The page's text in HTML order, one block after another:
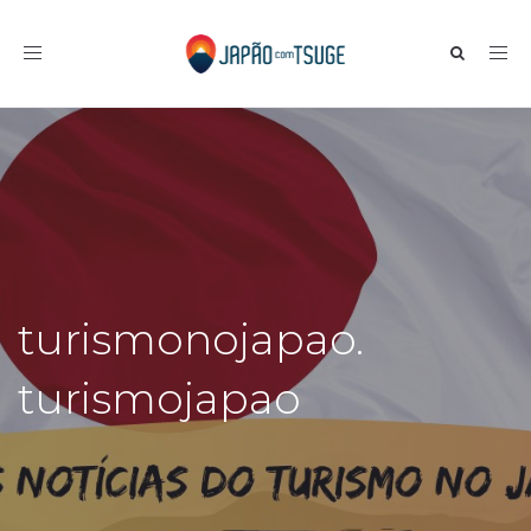
Toggle navigation
turismonojapao.
turismojapao